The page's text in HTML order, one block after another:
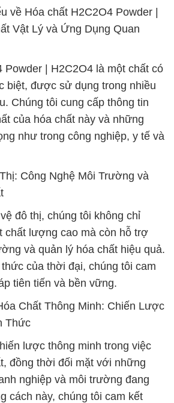
về Hóa chất H2C2O4 Powder |
Vật Lý và Ứng Dụng Quan
Powder | H2C2O4 là một chất có
biệt, được sử dụng trong nhiều
Chúng tôi cung cấp thông tin
của hóa chất này và những
như trong công nghiệp, y tế và
Công Nghệ Môi Trường và
đô thị, chúng tôi không chỉ
chất lượng cao mà còn hỗ trợ
và quản lý hóa chất hiệu quả.
của thời đại, chúng tôi cam
tiên tiến và bền vững.
Chất Thông Minh: Chiến Lược
Thức
lược thông minh trong việc
đồng thời đối mặt với những
nghiệp và môi trường đang
cách này, chúng tôi cam kết